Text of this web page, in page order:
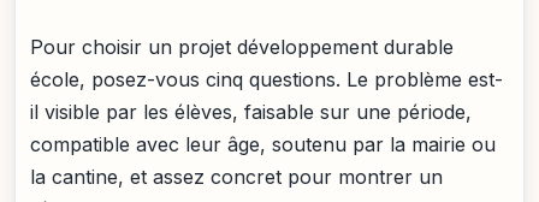
Pour choisir un projet développement durable
école, posez-vous cinq questions. Le problème est-
il visible par les élèves, faisable sur une période,
compatible avec leur âge, soutenu par la mairie ou
la cantine, et assez concret pour montrer un